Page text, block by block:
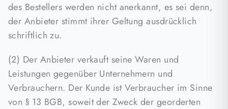
des Bestellers werden nicht anerkannt, es sei denn,
der Anbieter stimmt ihrer Geltung ausdrücklich
schriftlich zu.
(2) Der Anbieter verkauft seine Waren und
Leistungen gegenüber Unternehmern und
Verbrauchern. Der Kunde ist Verbraucher im Sinne
von § 13 BGB, soweit der Zweck der georderten